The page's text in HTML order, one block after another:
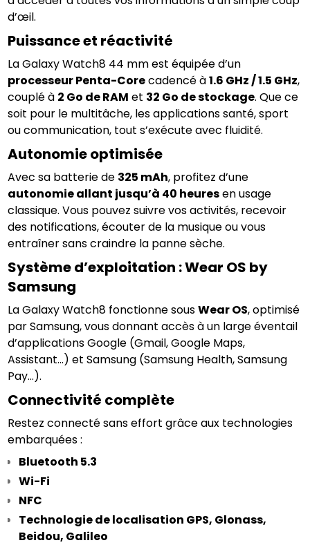
d’œil.
Puissance et réactivité
processeur Penta-Core cadencé à 1.6 GHz / 1.5 GHz,
couplé à 2 Go de RAM et 32 Go de stockage. Que ce
soit pour le multitâche, les applications santé, sport
ou communication, tout s’exécute avec fluidité.
Autonomie optimisée
Avec sa batterie de 325 mAh
autonomie allant jusqu’à 40 heures en usage
classique. Vous pouvez suivre vos activités, recevoir
des notifications, écouter de la musique ou vous
entraîner sans craindre la panne sèche.
Système d’exploitation : Wear OS by
Samsung
La Galaxy Watch8 fonctionne sous Wear OS, optimisé
par Samsung, vous donnant accès à un large éventail
d’applications Google (Gmail, Google Maps,
Assistant...) et Samsung (Samsung Health, Samsung
Pay...).
Connectivité complète
Restez connecté sans effort grâce aux technologies
embarquées :
Bluetooth 5.3
Wi-Fi
NFC
Technologie de localisation GPS, Glonass,
Beidou, Galileo